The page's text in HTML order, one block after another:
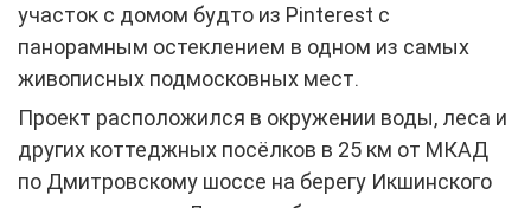
участок с домом будто из Pinterest с
панорамным остеклением в одном из самых
живописных подмосковных мест.
Проект расположился в окружении воды, леса и
других коттеджных посёлков в 25 км от МКАД
по Дмитровскому шоссе на берегу Икшинского